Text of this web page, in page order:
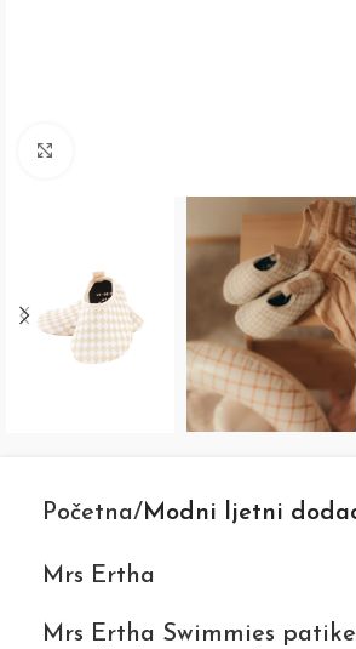
Početna Modni ljetni
Mrs Ertha
Mrs Ertha Swimmies